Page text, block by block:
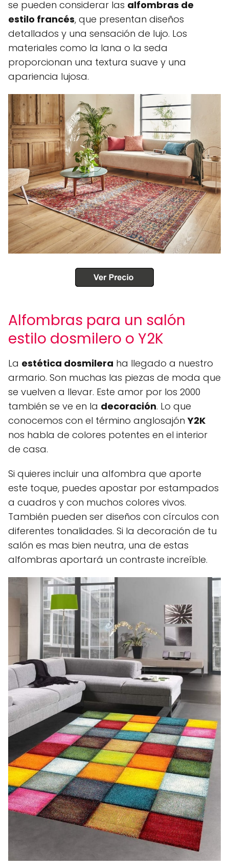
se pueden considerar las alfombras de
estilo francés, que presentan diseños
detallados y una sensación de lujo. Los
materiales como la lana o la seda
proporcionan una textura suave y una
apariencia lujosa.
Alfombras para un salón
estilo dosmilero o Y2K
La estética dosmilera ha llegado a nuestro
armario. Son muchas las piezas de moda que
se vuelven a llevar. Este amor por los 2000
también se ve en la decoración. Lo que
conocemos con el término anglosajónY2K
nos habla de colores potentes en el interior
de casa.
Si quieres incluir una alfombra que aporte
este toque, puedes apostar por estampados
a cuadros y con muchos colores vivos.
También pueden ser diseños con círculos con
diferentes tonalidades. Si la decoración de tu
salón es mas bien neutra, una de estas
alfombras aportará un contraste increíble.